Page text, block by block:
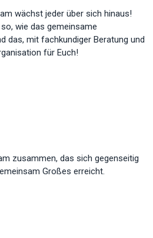
wächst jeder über sich hinaus!
wie das gemeinsame
das, mit fachkundiger Beratung und
für Euch!
zusammen, das sich gegenseitig
Großes erreicht.